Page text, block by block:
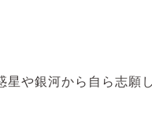
や銀河から自ら志願